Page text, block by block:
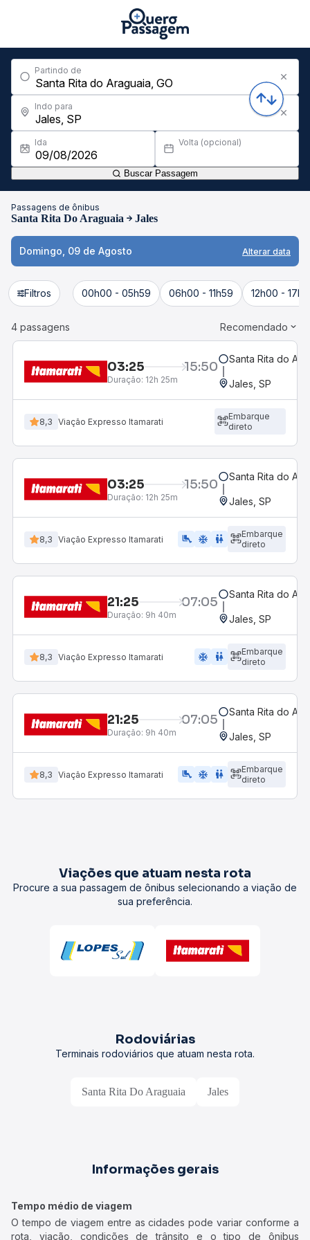
Partindo de
Indo para
Ida Volta (opcional)
Buscar Passagem
Passagens de ônibus
Santa Rita Do Araguaia Jales
Domingo, 09 de Agosto Alterar data
Filtros 00h00 - 05h59 06h00 - 11h59 12h00 -
4 passagens Recomendado
03:25 15:50
Duração: 12h 25m
Santa Rita do
Jales, SP
8,3 Viação Expresso Itamarati
Embarque
direto
03:25 15:50
Duração: 12h 25m
Santa Rita do
Jales, SP
8,3 Viação Expresso Itamarati airline_seat_legroom_extra ac_unit wc
Embarque
direto
21:25 07:05
Duração: 9h 40m
Santa Rita do
Jales, SP
8,3 Viação Expresso Itamarati ac_unit wc
Embarque
direto
21:25 07:05
Duração: 9h 40m
Santa Rita do
Jales, SP
8,3 Viação Expresso Itamarati airline_seat_legroom_extra ac_unit wc
Embarque
direto
Viações que atuam nesta rota
Procure a sua passagem de ônibus selecionando a viação de
sua preferência.
Rodoviárias
Terminais rodoviários que atuam nesta rota.
Santa Rita Do Araguaia Jales
Informações gerais
Tempo médio de viagem
O tempo de viagem entre as cidades pode variar conforme a
rota, viação, condições de trânsito e o tipo de ônibus